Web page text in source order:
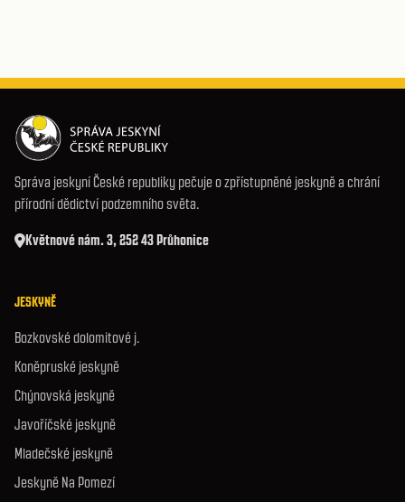
Správa jeskyní České republiky pečuje o zpřístupněné jeskyně a chrání
přírodní dědictví podzemního světa.
Květnové nám. 3, 252 43 Průhonice
JESKYNĚ
Bozkovské dolomitové j.
Koněpruské jeskyně
Chýnovská jeskyně
Javoříčské jeskyně
Mladečské jeskyně
Jeskyně Na Pomezí